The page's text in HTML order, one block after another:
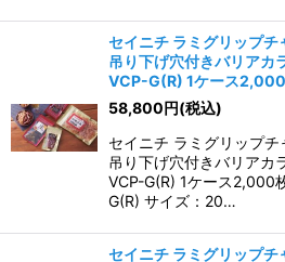
セイニチ ラミグリップチ
吊り下げ穴付きバリアカ
VCP-G(R) 1ケース2,000
58,800円(税込)
セイニチ ラミグリップ
吊り下げ穴付きバリアカ
VCP-G(R) 1ケース
G(R) サイズ：20…
セイニチ ラミグリップチ